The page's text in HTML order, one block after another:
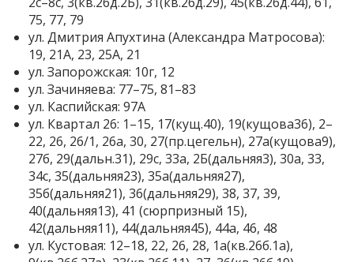
75, 77, 79
ул. Дмитрия Апухтина (Александра Матросова):
19, 21А, 23, 25А, 21
ул. Запорожская: 10г, 12
ул. Зачиняева: 77–75, 81–83
ул. Каспийская: 97А
ул. Квартал 26: 1–15, 17(кущ.40), 19(кущова36), 2–
22, 26, 26/1, 26а, 30, 27(пр.цегельн), 27а(кущова9),
27б, 29(дальн.31), 29с, 33а, 2Б(дальняя3), 30а, 33,
34с, 35(дальняя23), 35а(дальняя27),
35б(дальняя21), 36(дальняя29), 38, 37, 39,
40(дальняя13), 41 (сюрпризный 15),
42(дальняя11), 44(дальняя45), 44а, 46, 48
ул. Кустовая: 12–18, 22, 26, 28, 1а(кв.26б.1а),